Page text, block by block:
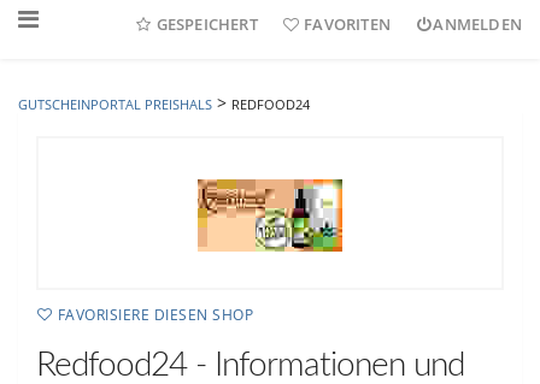
Online-
GESPEICHERT FAVORITEN ANMELDEN
GUTSCHEINPORTAL PREISHALS > REDFOOD24
FAVORISIERE DIESEN SHOP
Redfood24 - Informationen und